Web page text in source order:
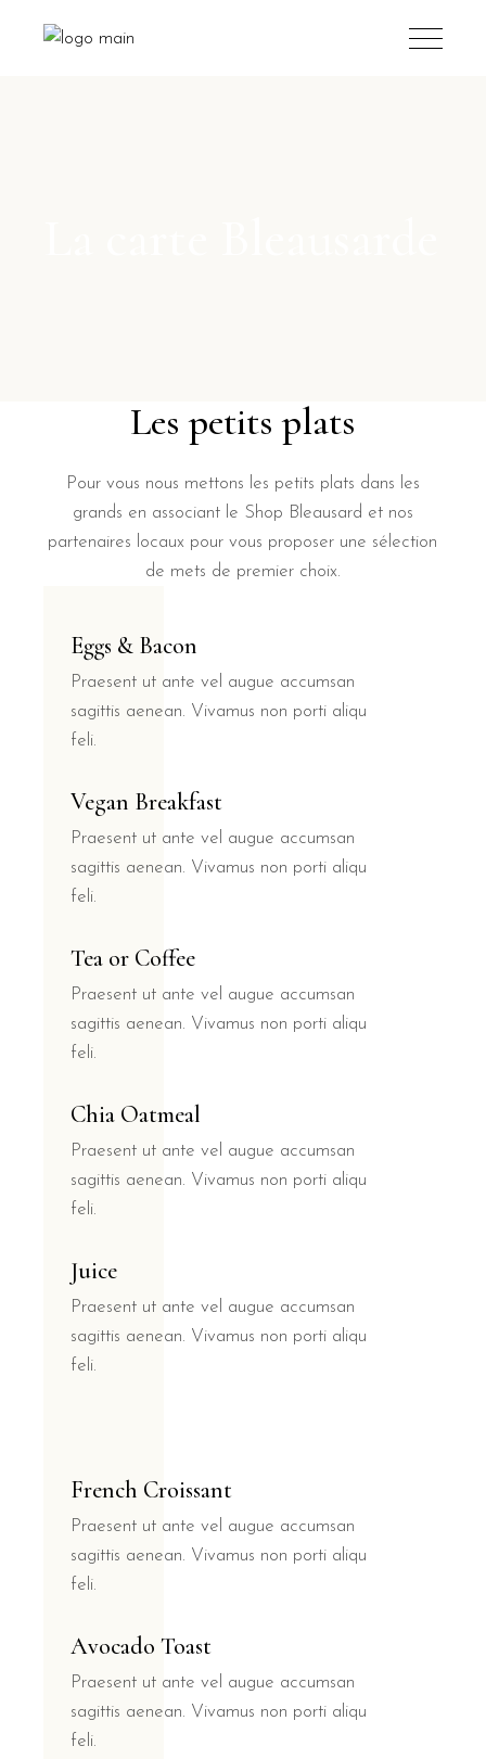
Les petits plats
Pour vous nous mettons les petits plats dans les
grands en associant le Shop Bleausard et nos
partenaires locaux pour vous proposer une sélection
de mets de premier choix.
Eggs & Bacon
Praesent ut ante vel augue accumsan
sagittis aenean. Vivamus non porti aliqu
feli.
Vegan Breakfast
Praesent ut ante vel augue accumsan
sagittis aenean. Vivamus non porti aliqu
feli.
Tea or Coffee
Praesent ut ante vel augue accumsan
sagittis aenean. Vivamus non porti aliqu
feli.
Chia Oatmeal
Praesent ut ante vel augue accumsan
sagittis aenean. Vivamus non porti aliqu
feli.
Juice
Praesent ut ante vel augue accumsan
sagittis aenean. Vivamus non porti aliqu
feli.
French Croissant
Praesent ut ante vel augue accumsan
sagittis aenean. Vivamus non porti aliqu
feli.
Avocado Toast
Praesent ut ante vel augue accumsan
sagittis aenean. Vivamus non porti aliqu
feli.